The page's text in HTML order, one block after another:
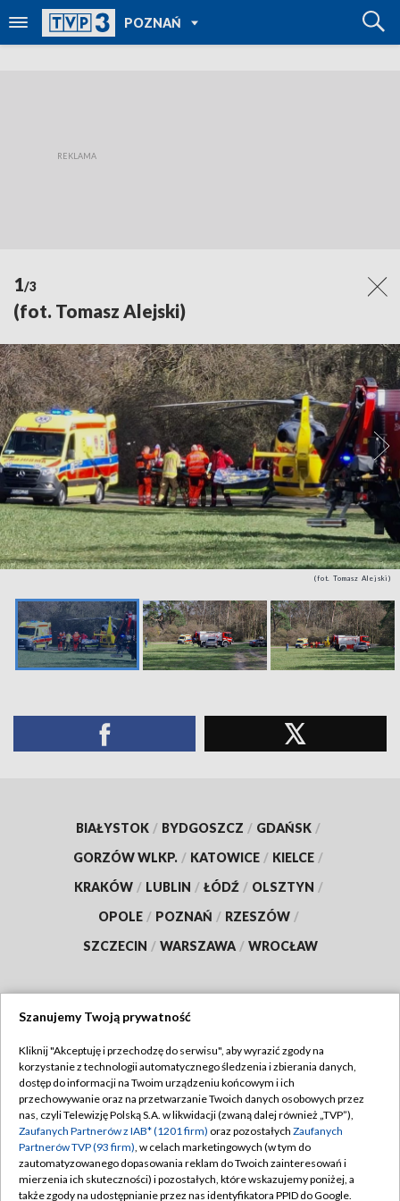
POZNAŃ
POWRÓT DO
TVP REGIONY
1/3
(fot. Tomasz Alejski)
(fot. Tomasz Alejski)
BIAŁYSTOK / BYDGOSZCZ / GDAŃSK /
GORZÓW WLKP. / KATOWICE / KIELCE /
KRAKÓW / LUBLIN / ŁÓDŹ / OLSZTYN /
OPOLE / POZNAŃ / RZESZÓW /
SZCZECIN / WARSZAWA / WROCŁAW
TVP
Abonament TVP
Emisja w TVP
Centrum informacji TVP
Naziemna Telewizja Cyfrowa
Regulamin TVP
Polityka prywatności
Moje zgody
Pomoc
Szanujemy Twoją prywatność
Kliknij "Akceptuję i przechodzę do serwisu", aby wyrazić zgody na
korzystanie z technologii automatycznego śledzenia i zbierania danych,
dostęp do informacji na Twoim urządzeniu końcowym i ich
przechowywanie oraz na przetwarzanie Twoich danych osobowych przez
nas, czyli Telewizję Polską S.A. w likwidacji (zwaną dalej również „TVP”),
Zaufanych Partnerów z IAB* (1201 firm) oraz pozostałych Zaufanych
Partnerów TVP (93 firm), w celach marketingowych (w tym do
zautomatyzowanego dopasowania reklam do Twoich zainteresowań i
mierzenia ich skuteczności) i pozostałych, które wskazujemy poniżej, a
także zgody na udostępnianie przez nas identyfikatora PPID do Google.